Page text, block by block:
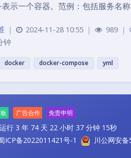
夜间模式
示一个容器。范例：包括服务名
| 2024-11-28 10:55 | 989 |
钟
docker docker-compose yml
广告合作 免责申明
行 3 年 74 天 22 小时 37 分钟 15秒
ICP备2022011421号-1 川公网安